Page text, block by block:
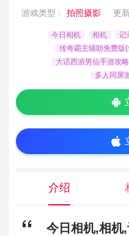
游戏类型 : 拍照摄影 更
今日相机 相机 记
传奇霸主辅助免费版
大话西游男仙手游攻
多人同屏
介绍